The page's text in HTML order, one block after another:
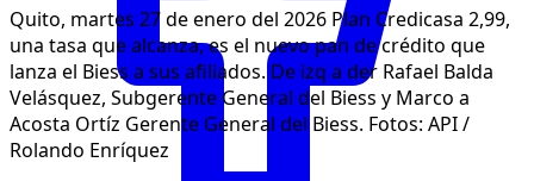
Quito, martes 27 de enero del 2026 Plan Credicasa 2,99,
una tasa que alcanza, es el nuevo pan de crédito que
lanza el Biess a sus afiliados. De izq a der Rafael Balda
Velásquez, Subgerente General del Biess y Marco a
Acosta Ortíz Gerente General del Biess. Fotos: API /
Rolando Enríquez